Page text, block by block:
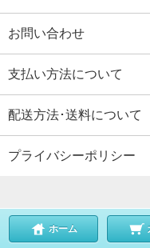
お問い合わせ
支払い方法について
配送方法･送料について
プライバシーポリシー
ホーム